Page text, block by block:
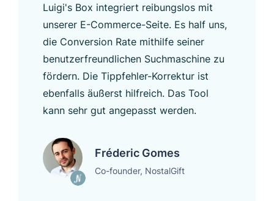
Luigi's Box integriert reibungslos mit
unserer E-Commerce-Seite. Es half uns,
die Conversion Rate mithilfe seiner
benutzerfreundlichen Suchmaschine zu
fördern. Die Tippfehler-Korrektur ist
ebenfalls äußerst hilfreich. Das Tool
kann sehr gut angepasst werden.
Fréderic Gomes
Co-founder, NostalGift